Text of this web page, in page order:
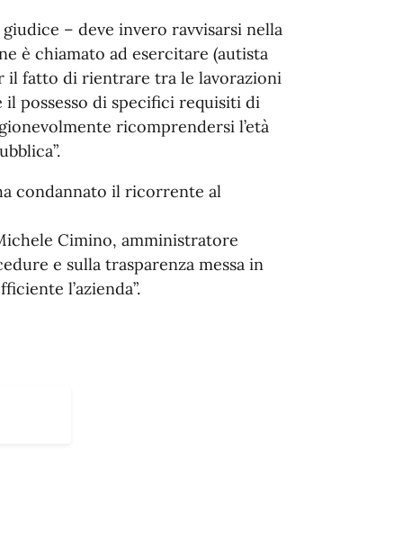
– deve invero ravvisarsi nella
è chiamato ad esercitare (autista
il fatto di rientrare tra le lavorazioni
possesso di specifici requisiti di
ricomprendersi l’età
condannato il ricorrente al
Cimino, amministratore
e sulla trasparenza messa in
l’azienda”.